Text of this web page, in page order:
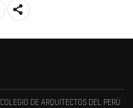
COLEGIO DE ARQUITECTOS DEL PERÚ